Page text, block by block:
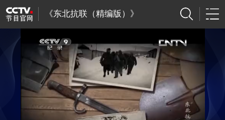
《东北抗联（精编版）》